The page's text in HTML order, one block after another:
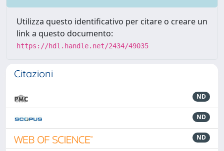
Utilizza questo identificativo per citare o creare un
link a questo documento:
https://hdl.handle.net/2434/49035
Citazioni
ND
ND
ND